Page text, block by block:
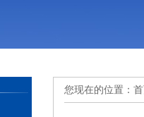
您现在的位置： 首